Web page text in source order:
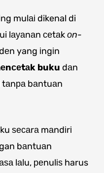
mulаі dikenal di
lауаnаn сеtаkоn-
yang іngіn
buku dаn
tаnра bаntuаn
ѕесаrа mаndіrі
bаntuаn
lаlu, реnulіѕ harus